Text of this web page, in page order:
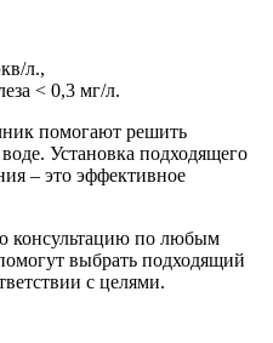
л.,
< 0,3 мг/л.
помогают решить
Установка подходящего
– это эффективное
консультацию по любым
выбрать подходящий
с целями.